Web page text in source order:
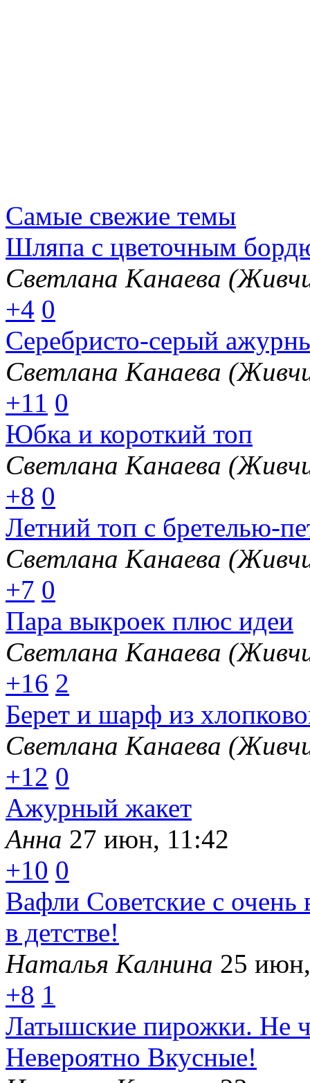
Самые свежие темы
Шляпа с цветочным
Светлана Канаева
+4 0
Серебристо-серый
Светлана Канаева
+11 0
Юбка и короткий топ
Светлана Канаева
+8 0
Летний топ с бретелью-
Светлана Канаева
+7 0
Пара выкроек плюс идеи
Светлана Канаева
+16 2
Берет и шарф из
Светлана Канаева
+12 0
Ажурный жакет
Анна 27 июн, 11:42
+10 0
Вафли Советские с
в детстве!
Наталья Калнина 25
+8 1
Латышские пирожки. Не
Невероятно Вкусные!